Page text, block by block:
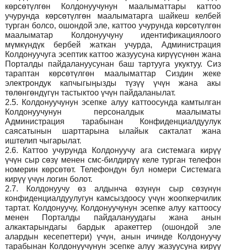
көрсөтүлгөн Колдонуучунун маалыматтары каттоо
учурунда көрсөтүлгөн маалыматарга шайкеш келбей
турган болсо, ошондой эле, каттоо учурунда көрсөтүлгөн
маалыматар Колдонуучуну идентификациялоого
мүмкүндүк бербей жаткан учурда, Администрация
Колдонуучуга эсептик каттоо жазуусуна кирүүсүнөн жана
Порталды пайдалануусунан баш тартууга укуктуу. Сиз
тараптан көрсөтүлгөн маалыматтар Сиздин жеке
электрондук капчыгыңызды түзүү үчүн жана акы
төлөнгөндүгүн тастыктоо үчүн пайдаланылат.
2.5. Колдонуучунун эсепке алуу каттоосунда камтылган
Колдонуучунун персоналдык маалыматы
Администрация тарабынан Конфиденциалдуулук
саясатынын шарттарына ылайык сакталат жана
иштелип чыгарылат.
2.6.
Каттоо учурунда Колдонуучу ага системага кирүү
үчүн сыр сөзү менен смс-билдирүү келе турган телефон
номерин көрсөтөт. Телефондун бул номери Системага
кирүү үчүн логин болот.
2.7.
Колдонуучу өз алдынча өзүнүн сыр сөзүнүн
конфиденциалдуулугун камсыздоосу үчүн жоопкерчилик
тартат. Колдонуучу, Колдонуучунун эсепке алуу каттоосу
менен Порталды пайдалануудагы жана анын
алкактарындагы бардык аракеттер (ошондой эле
алардын кесепеттери) үчүн, анын ичинде Колдонуучу
тарабынан Колдонуучунун эсепке алуу жазуусуна кирүү